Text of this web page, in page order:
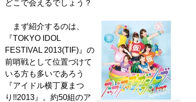
どこで会えるでしょう？
まず紹介するのは、
『TOKYO IDOL
FESTIVAL 2013(TIF)』の
前哨戦として位置づけて
いる方も多いであろう
『アイドル横丁夏まつ
り!!2013』。約50組のア